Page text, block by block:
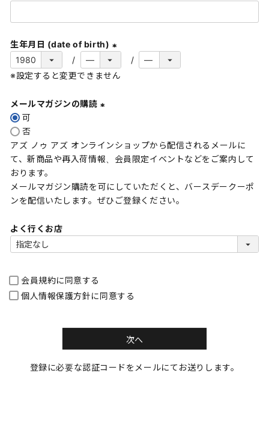
必
須
)
生年月日 (date of birth)
(
必
※設定すると変更できません
メールマガジンの購読
須
)
可
否
アズ ノゥ アズ オンラインショップから配信されるメールに
て、新商品や再入荷情報、会員限定イベントなどをご案内して
おります。
メールマガジン購読を可にしていただくと、バースデークーポ
ンを配信いたします。ぜひご登録ください。
よく行くお店
会員規約に同意する
個人情報保護方針に同意する
次へ
登録に必要な認証コードをメールにてお送りします。